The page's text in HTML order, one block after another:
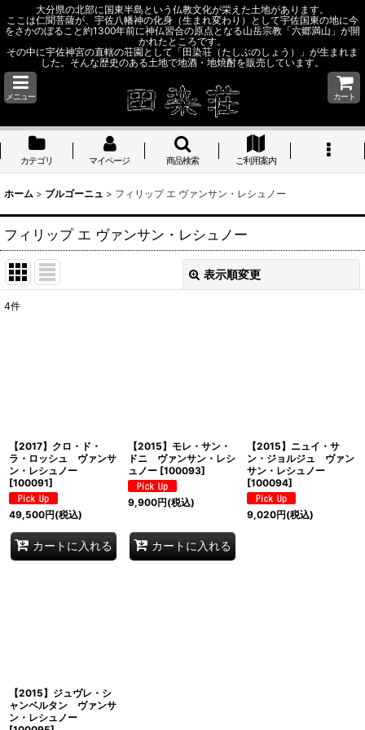
大分県の北部に国東半島という仏教文化が栄えた土地があります。
ここは仁聞菩薩が、宇佐八幡神の化身（生まれ変わり）として宇佐国東の地に今
をさかのぼること約1300年前に神仏習合の原点となる山岳宗教「六郷満山」が開
かれたところです。
その中に宇佐神宮の直轄の荘園として「田染荘（たしぶのしょう）」が生まれま
した。そんな歴史のある土地で地酒・地焼酎を販売しています。
メニュー カート
カテゴリ マイページ 商品検索 ご利用案内
ホーム > ブルゴーニュ > フィリップ エ ヴァンサン・レシュノー
フィリップ エ ヴァンサン・レシュノー
表示順変更
4件
【2017】クロ・ド・
ラ・ロッシュ ヴァンサ
ン・レシュノー
[100091]
49,500円(税込)
カートに入れる
【2015】モレ・サン・
ドニ ヴァンサン・レシ
ュノー [100093]
9,900円(税込)
カートに入れる
【2015】ニュイ・サ
ン・ジョルジュ ヴァン
サン・レシュノー
[100094]
9,020円(税込)
【2015】ジュヴレ・シ
ャンベルタン ヴァンサ
ン・レシュノー